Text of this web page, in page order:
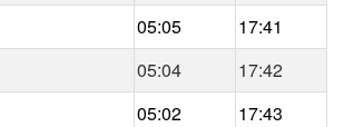
05:05
17:41
05:04
17:42
05:02
17:43